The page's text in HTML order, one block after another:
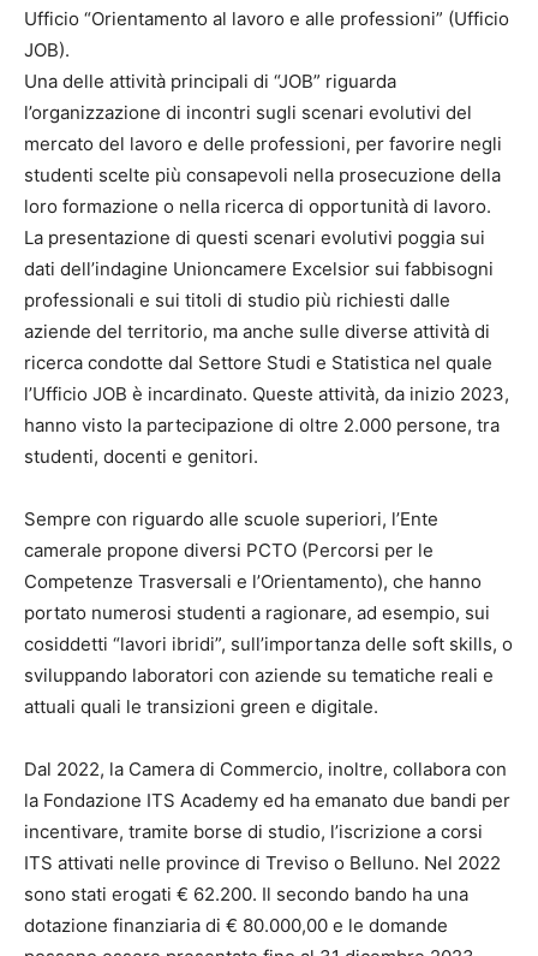
Ufficio “Orientamento al lavoro e alle professioni” (Ufficio
JOB).
Una delle attività principali di “JOB” riguarda
l’organizzazione di incontri sugli scenari evolutivi del
mercato del lavoro e delle professioni, per favorire negli
studenti scelte più consapevoli nella prosecuzione della
loro formazione o nella ricerca di opportunità di lavoro.
La presentazione di questi scenari evolutivi poggia sui
dati dell’indagine Unioncamere Excelsior sui fabbisogni
professionali e sui titoli di studio più richiesti dalle
aziende del territorio, ma anche sulle diverse attività di
ricerca condotte dal Settore Studi e Statistica nel quale
l’Ufficio JOB è incardinato. Queste attività, da inizio 2023,
hanno visto la partecipazione di oltre 2.000 persone, tra
studenti, docenti e genitori.
Sempre con riguardo alle scuole superiori, l’Ente
camerale propone diversi PCTO (Percorsi per le
Competenze Trasversali e l’Orientamento), che hanno
portato numerosi studenti a ragionare, ad esempio, sui
cosiddetti “lavori ibridi”, sull’importanza delle soft skills, o
sviluppando laboratori con aziende su tematiche reali e
attuali quali le transizioni green e digitale.
Dal 2022, la Camera di Commercio, inoltre, collabora con
la Fondazione ITS Academy ed ha emanato due bandi per
incentivare, tramite borse di studio, l’iscrizione a corsi
ITS attivati nelle province di Treviso o Belluno. Nel 2022
sono stati erogati € 62.200. Il secondo bando ha una
dotazione finanziaria di € 80.000,00 e le domande